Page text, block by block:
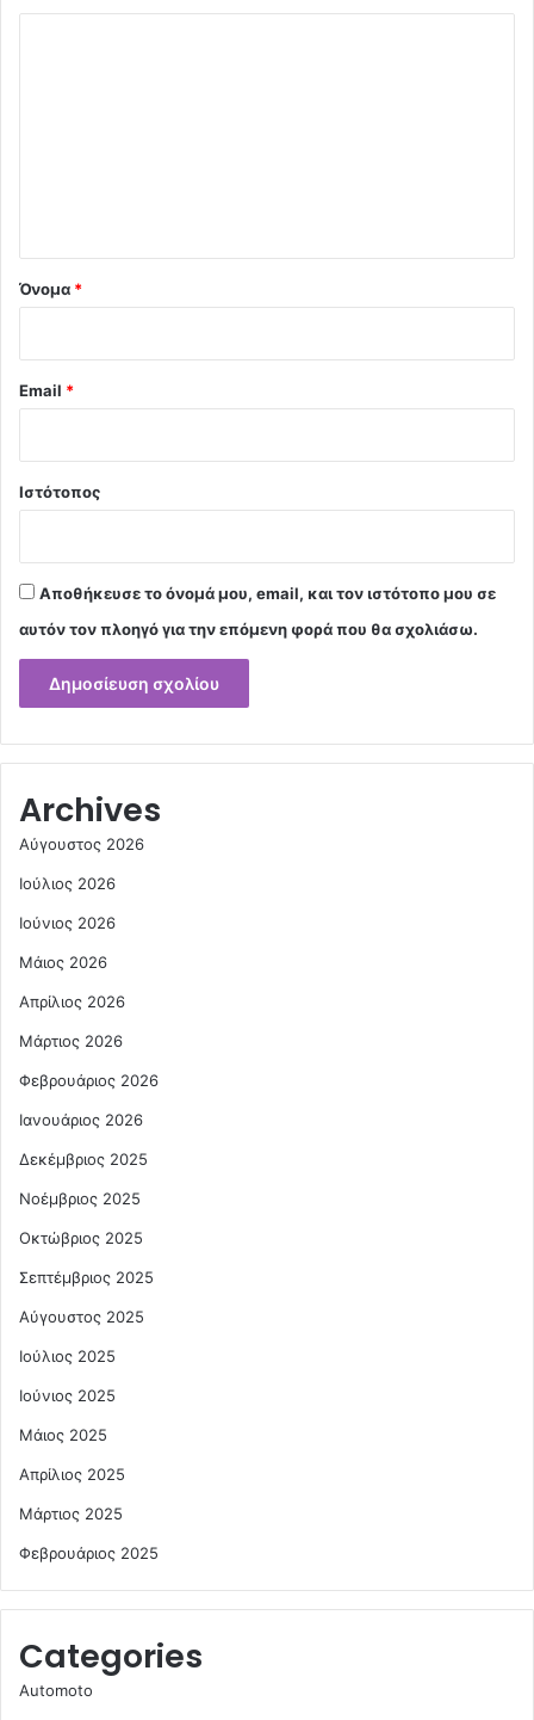
Όνομα *
Email *
Ιστότοπος
Αποθήκευσε το όνομά μου, email, και τον ιστότοπο μου σε
αυτόν τον πλοηγό για την επόμενη φορά που θα σχολιάσω.
Archives
Αύγουστος 2026
Ιούλιος 2026
Ιούνιος 2026
Μάιος 2026
Απρίλιος 2026
Μάρτιος 2026
Φεβρουάριος 2026
Ιανουάριος 2026
Δεκέμβριος 2025
Νοέμβριος 2025
Οκτώβριος 2025
Σεπτέμβριος 2025
Αύγουστος 2025
Ιούλιος 2025
Ιούνιος 2025
Μάιος 2025
Απρίλιος 2025
Μάρτιος 2025
Φεβρουάριος 2025
Categories
Automoto